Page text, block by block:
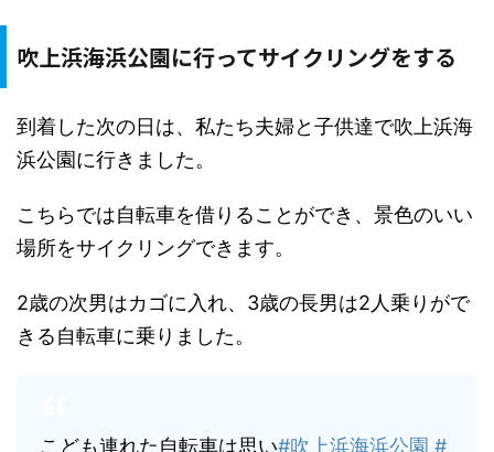
吹上浜海浜公園に行ってサイクリングをする
到着した次の日は、私たち夫婦と子供達で吹上浜海
浜公園に行きました。
こちらでは自転車を借りることができ、景色のいい
場所をサイクリングできます。
2歳の次男はカゴに入れ、3歳の長男は2人乗りがで
きる自転車に乗りました。
こども連れた自転車は思い#吹上浜海浜公園 #